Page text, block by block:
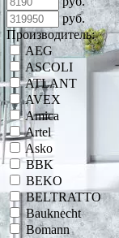
руб.
Производитель:
AEG
ASCOLI
ATLANT
AVEX
Amica
Artel
Asko
BBK
BEKO
BELTRATTO
Bauknecht
Bomann